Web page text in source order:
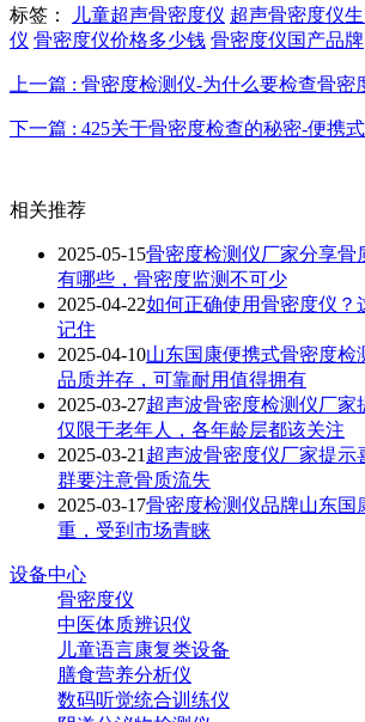
标签： 儿童超声骨密度仪 超声骨密度仪
仪 骨密度仪价格多少钱 骨密度仪国产品牌
上一篇 : 骨密度检测仪-为什么要检查骨密
下一篇 : 425关于骨密度检查的秘密-便携
相关推荐
2025-05-15骨密度检测仪厂家分享骨
有哪些，骨密度监测不可少
2025-04-22如何正确使用骨密度仪？
记住
2025-04-10山东国康便携式骨密度检
品质并存，可靠耐用值得拥有
2025-03-27超声波骨密度检测仪厂家
仅限于老年人，各年龄层都该关注
2025-03-21 超声波骨密度仪厂家提示
群要注意骨质流失
2025-03-17骨密度检测仪品牌山东国
重，受到市场青睐
设备中心
骨密度仪
中医体质辨识仪
儿童语言康复类设备
膳食营养分析仪
数码听觉统合训练仪